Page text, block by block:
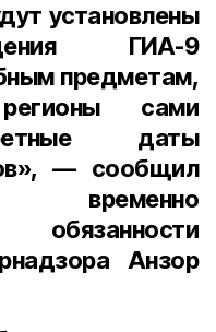
установлены
ГИА-9
предметам,
сами
даты
— сообщил
временно
Анзор